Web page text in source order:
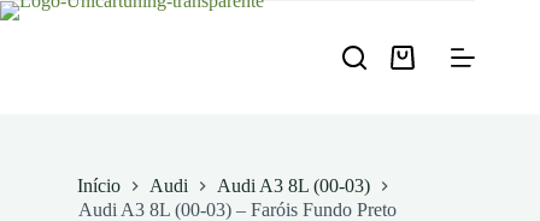
Pular
Carrinho
Início Audi
Audi A3 8L (00-03)
Audi A3 8L (00-03) – Faróis Fundo Preto